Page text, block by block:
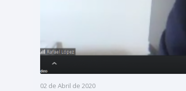
02 de Abril de 2020